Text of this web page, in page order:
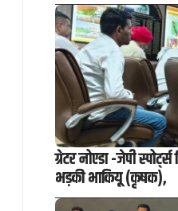
ग्रेटर नोएडा -जेपी
भड़की भाकियू (कृषक),